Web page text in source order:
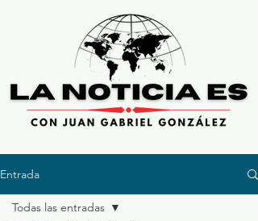
Entrada
Todas las entradas